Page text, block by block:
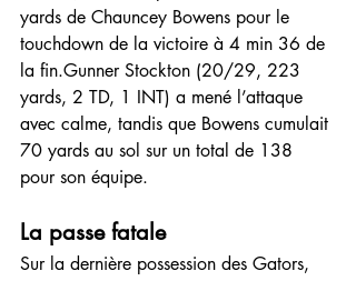
yards de Chauncey Bowens pour le
touchdown de la victoire à 4 min 36 de
la fin.Gunner Stockton (20/29, 223
yards, 2 TD, 1 INT) a mené l’attaque
avec calme, tandis que Bowens cumulait
70 yards au sol sur un total de 138
pour son équipe.
La passe fatale
Sur la dernière possession des Gators,